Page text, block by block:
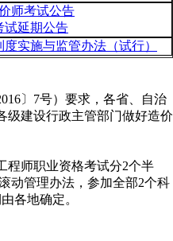
师考试公告
试延期公告
实施与监管办法（试行）
〕7号）要求，各省、自治
级建设行政主管部门做好造价
程师职业资格考试分2个半
动管理办法，参加全部2个科
各地确定。
叠